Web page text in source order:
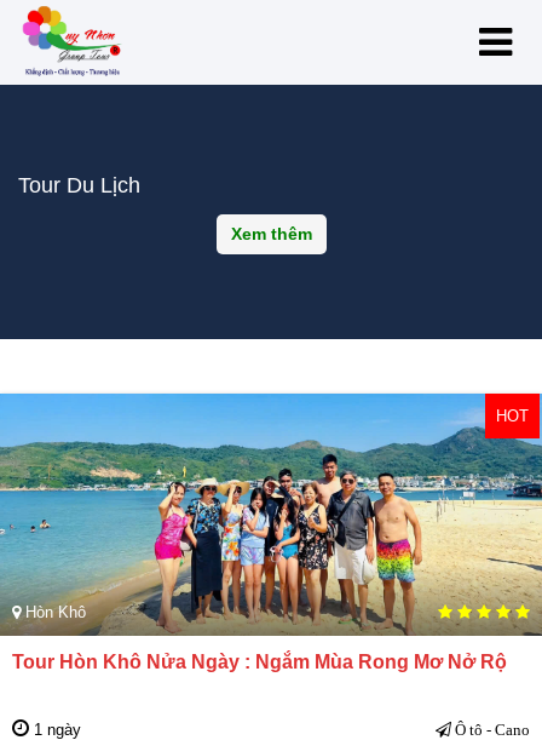
Tour Du Lịch
Xem thêm
HOT
Hòn Khô
Tour Hòn Khô Nửa Ngày : Ngắm Mùa Rong Mơ Nở Rộ
1 ngày Ô tô - Cano